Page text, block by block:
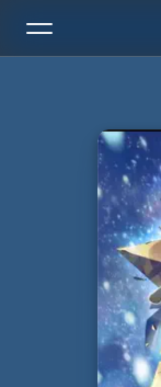
ホーム
新着おすすめ
ラジオ